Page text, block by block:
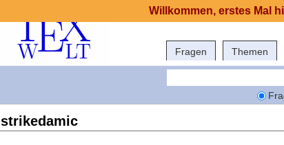
Fragen Themen
strikedamic
Willkommen, erstes Mal